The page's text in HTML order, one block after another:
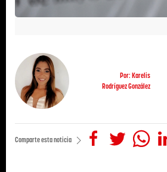
Por: Karelis
Rodríguez González
Comparte esta noticia